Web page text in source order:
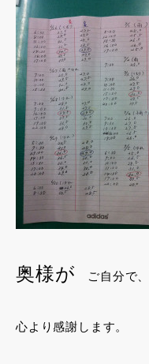
奥様が ご自分で、
心より感謝します。